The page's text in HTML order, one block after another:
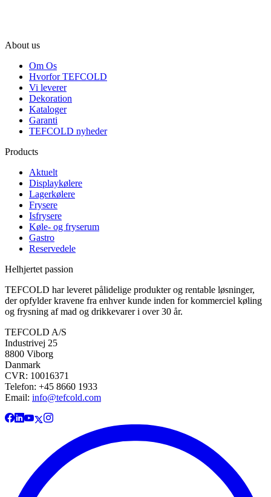
About us
Om Os
Hvorfor TEFCOLD
Vi leverer
Dekoration
Kataloger
Garanti
TEFCOLD nyheder
Products
Aktuelt
Displaykølere
Lagerkølere
Frysere
Isfrysere
Køle- og fryserum
Gastro
Reservedele
Helhjertet passion
TEFCOLD har leveret pålidelige produkter og rentable løsninger,
der opfylder kravene fra enhver kunde inden for kommerciel køling
og frysning af mad og drikkevarer i over 30 år.
TEFCOLD A/S
Industrivej 25
8800 Viborg
Danmark
CVR: 10016371
Telefon: +45 8660 1933
Email: info@tefcold.com